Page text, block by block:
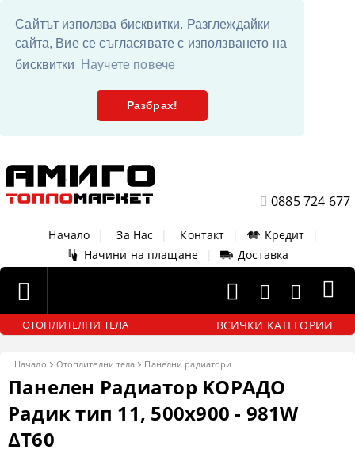
Сайтът използва бисквитки. Разглеждайки
сайта, Вие се съгласявате с използването на
бисквитки
Научете повече
Разбрах!
0885 724 677
Начало За Нас Контакт Кредит
Начини на плащане
Доставка
ОТОПЛИТЕЛНИ ТЕЛА ВСИЧКИ КАТЕГОРИИ
Начало Отоплителни тела Панелни радиатори
Панелен Радиатор KОРАДО
Радик тип 11, 500x900 - 981W
ΔT60